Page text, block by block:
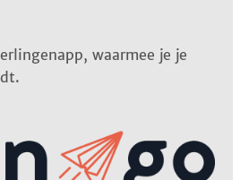
waarmee je je